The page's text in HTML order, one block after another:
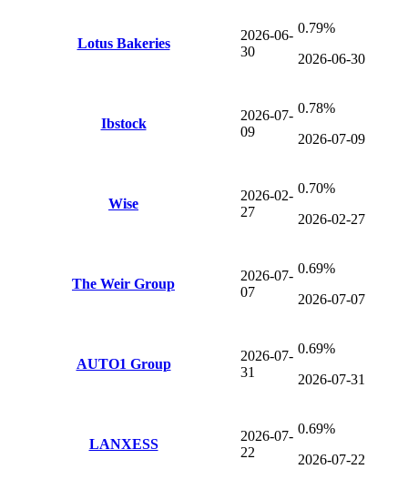
Lotus Bakeries
2026-06-
30
0.79%
2026-06-30
Ibstock
2026-07-
09
0.78%
2026-07-09
Wise
2026-02-
27
0.70%
2026-02-27
The Weir Group
2026-07-
07
0.69%
2026-07-07
AUTO1 Group
2026-07-
31
0.69%
2026-07-31
LANXESS
2026-07-
22
0.69%
2026-07-22